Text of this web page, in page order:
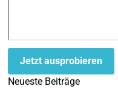
Jetzt ausprobieren
Neueste Beiträge